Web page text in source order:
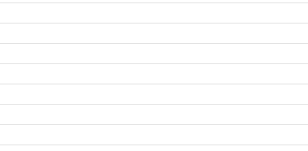
손톱
보냉